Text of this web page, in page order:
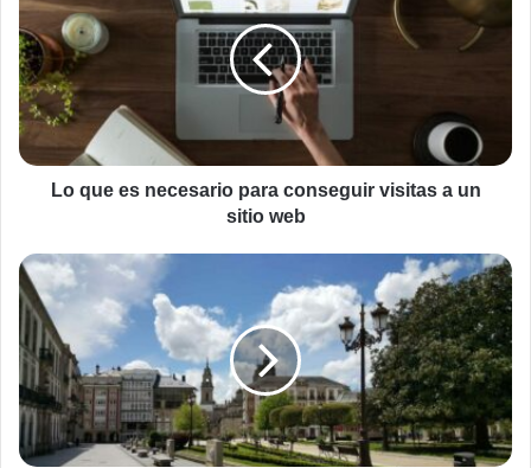
es
necesario
para
conseguir
visitas
a
un
sitioLo que es necesario para conseguir visitas a un
sitio web
Google
Street
View,
para
examinar
lo
que
hay